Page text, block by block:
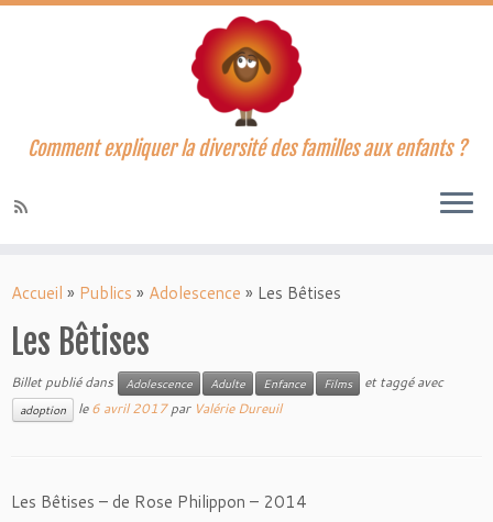
Comment expliquer la diversité des familles aux enfants ?
Accueil » Publics » Adolescence » Les Bêtises
Les Bêtises
Billet publié dans Adolescence Adulte Enfance Films et taggé avec
adoption le6 avril 2017 par Valérie Dureuil
Les Bêtises – de Rose Philippon – 2014